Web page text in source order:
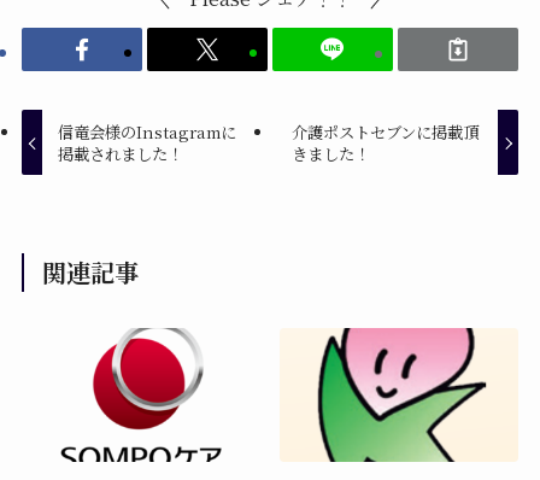
信竜会様のInstagramに
掲載されました！
介護ポストセブンに掲載頂
きました！
関連記事